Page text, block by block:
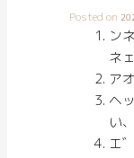
Posted on
ン
ネ
ア
ヘ
い
エ